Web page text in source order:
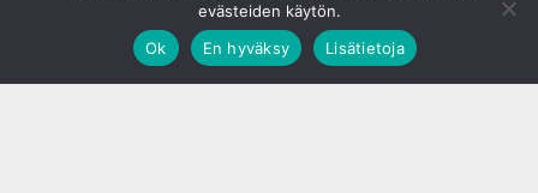
evästeiden käytön.
Ok
En hyväksy Lisätietoja